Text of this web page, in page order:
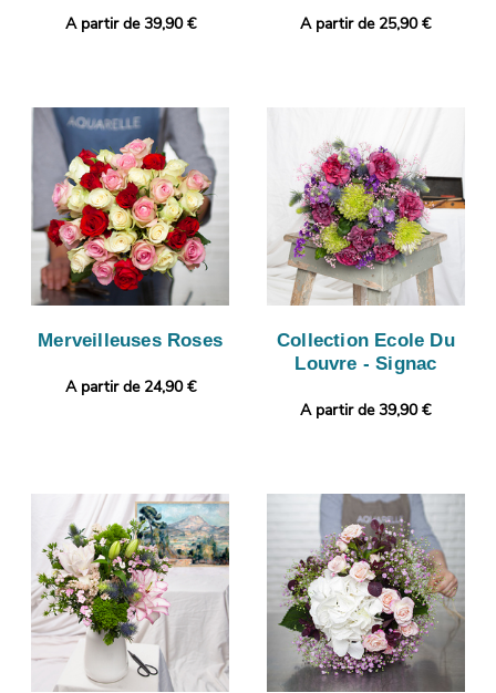
A partir de 39,90 € A partir de 25,90 €
Merveilleuses Roses
A partir de 24,90 €
Collection Ecole Du
Louvre - Signac
A partir de 39,90 €